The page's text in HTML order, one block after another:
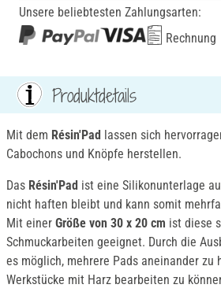
Unsere beliebtesten Zahlungsarten:
Rechnung
Produktdetails
Mit dem Résin'Pad lassen sich
Cabochons und Knöpfe herstellen.
Das Résin'Pad ist eine Silikonunterlage
nicht haften bleibt und kann somit
Mit einer Größe von 30 x 20 cm ist diese
Schmuckarbeiten geeignet. Durch die
es möglich, mehrere Pads aneinander zu
Werkstücke mit Harz bearbeiten zu